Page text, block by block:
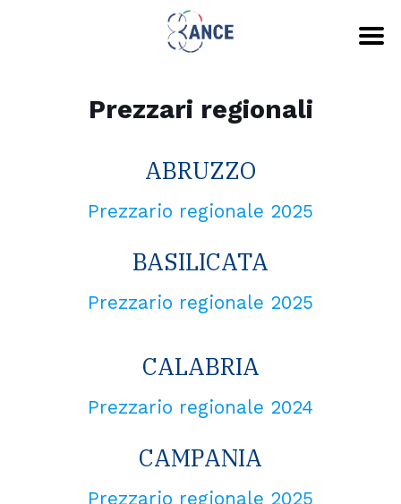
Prezzari regionali
ABRUZZO
Prezzario regionale 2025
BASILICATA
Prezzario regionale 2025
CALABRIA
Prezzario regionale 2024
CAMPANIA
Prezzario regionale 2025